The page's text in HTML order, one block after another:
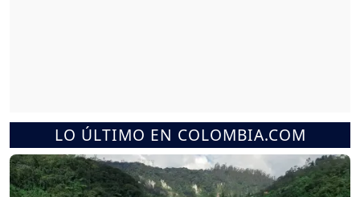
LO ÚLTIMO EN COLOMBIA.COM